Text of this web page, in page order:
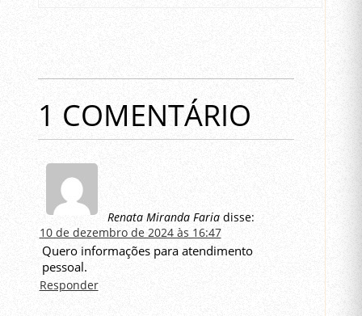
1 COMENTÁRIO
Renata Miranda Faria disse:
10 de dezembro de 2024 às 16:47
Quero informações para atendimento
pessoal.
Responder